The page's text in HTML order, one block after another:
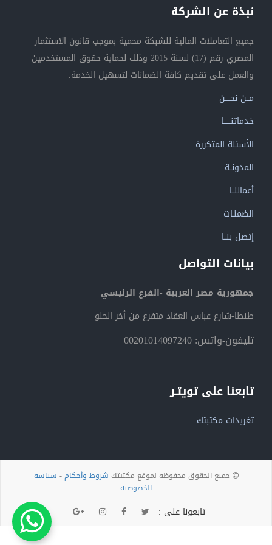
نبذة عن الشركة
جميع التعاملات المالية للشبكة محمية بموجب قانون الاستثمار
المصري رقم (17) لسنة 2015 وذلك لحماية حقوق المستخدمين
والعمل على تقديم كافة الضمانات لتسهيل الخدمة.
مــن نحــــن
خدماتنــــــا
الأسئلة المتكررة
المدونــة
أعمالنــا
الضمنـات
إتصل بنــا
بيانات التواصل
جمهورية مصر العربية -الفرع الرئيسي
طنطا-شارع عباس العقاد متفرع من أخر الحلو
تليفون-واتس: 00201014097240
تابعنا على تويتـر
تغريدات مكتبتك
جميع الحقوق محفوظة لموقع مكتبتك شروط وأحكام- سياسة
الخصوصية
تابعونا على :